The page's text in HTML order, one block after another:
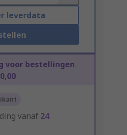
leverdata
voor bestellingen
vanaf 24